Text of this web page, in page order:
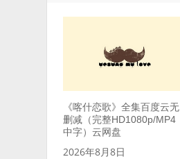
《喀什恋歌》全集百度云无
删减（完整HD1080p/MP4
中字）云网盘
2026年8月8日